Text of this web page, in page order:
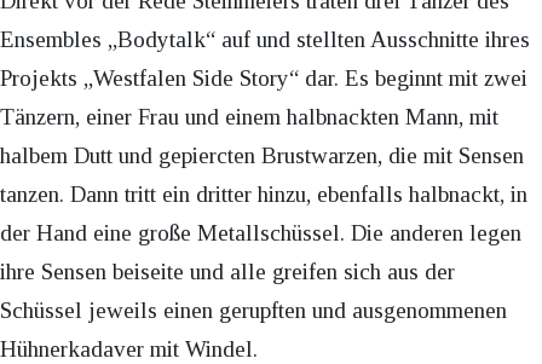
Ensembles „Bodytalk“ auf und stellten Ausschnitte ihres
Projekts „Westfalen Side Story“ dar. Es beginnt mit zwei
Tänzern, einer Frau und einem halbnackten Mann, mit
halbem Dutt und gepiercten Brustwarzen, die mit Sensen
tanzen. Dann tritt ein dritter hinzu, ebenfalls halbnackt, in
der Hand eine große Metallschüssel. Die anderen legen
ihre Sensen beiseite und alle greifen sich aus der
Schüssel jeweils einen gerupften und ausgenommenen
Hühnerkadaver mit Windel.